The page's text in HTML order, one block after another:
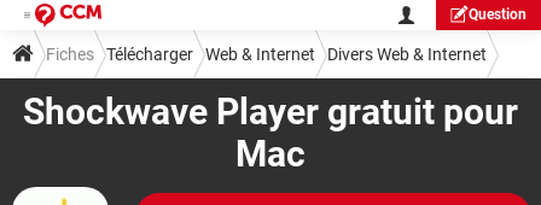
Question
Shockwave Player gratuit pour
Mac
Fiches Télécharger Web & Internet Divers Web & Internet